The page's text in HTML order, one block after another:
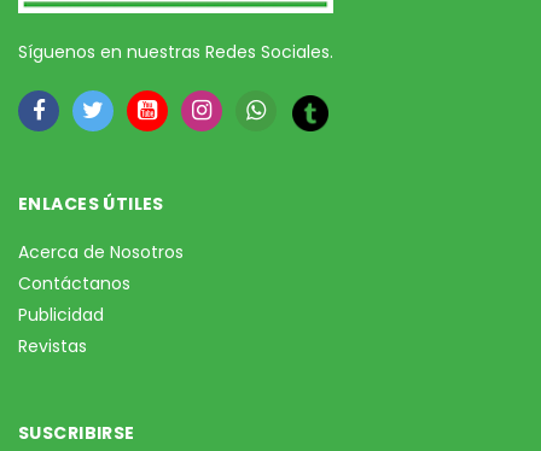
Síguenos en nuestras Redes Sociales.
ENLACES ÚTILES
Acerca de Nosotros
Contáctanos
Publicidad
Revistas
SUSCRIBIRSE